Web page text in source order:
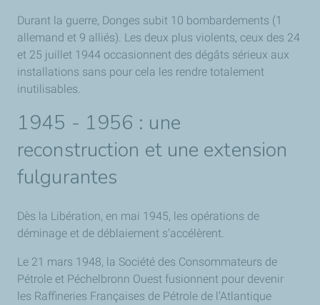
Durant la guerre, Donges subit 10 bombardements (1
allemand et 9 alliés). Les deux plus violents, ceux des 24
et 25 juillet 1944 occasionnent des dégâts sérieux aux
installations sans pour cela les rendre totalement
inutilisables.
1945 - 1956 : une
reconstruction et une extension
fulgurantes
Dès la Libération, en mai 1945, les opérations de
déminage et de déblaiement s’accélèrent.
Le 21 mars 1948, la Société des Consommateurs de
Pétrole et Péchelbronn Ouest fusionnent pour devenir
les Raffineries Françaises de Pétrole de l’Atlantique